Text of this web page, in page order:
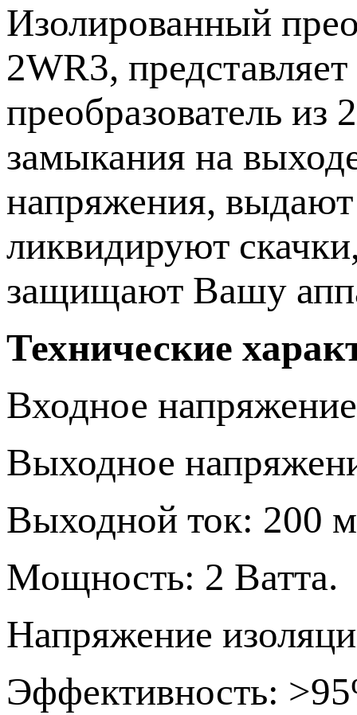
Изолированный
2WR3,
преобразователь из
замыкания на
напряжения,
ликвидируют
защищают Вашу
Технические
Входное
Выходное
Выходной ток: 200
Мощность: 2 Ваттa.
Напряжение
Эффективность: